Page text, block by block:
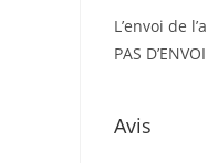
L’envoi de
PAS
Avis